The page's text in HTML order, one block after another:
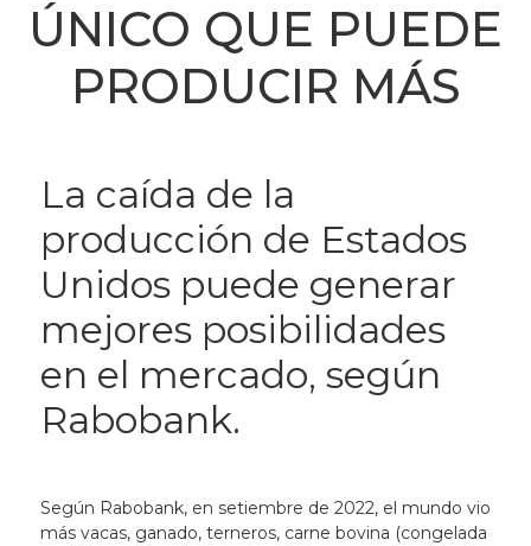
ÚNICO QUE PUEDE
PRODUCIR MÁS
La caída de la
producción de Estados
Unidos puede generar
mejores posibilidades
en el mercado, según
Rabobank.
Según Rabobank, en setiembre de 2022, el mundo vio
más vacas, ganado, terneros, carne bovina (congelada